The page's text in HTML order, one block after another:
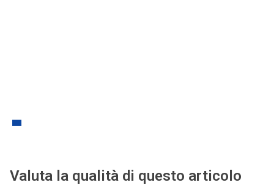
Valuta la qualità di questo articolo